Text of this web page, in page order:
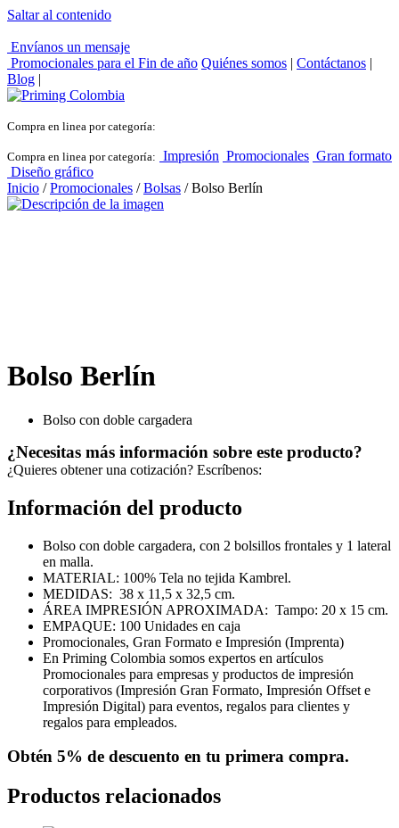
Saltar al contenido
Envíanos un mensaje
Promocionales para el Fin de año Quiénes somos | Contáctanos |
Blog |
Compra en linea por categoría:
Compra en linea por categoría: Impresión Promocionales Gran formato
Diseño gráfico
Inicio /Promocionales /Bolsas / Bolso Berlín
Bolso Berlín
Bolso con doble cargadera
¿Necesitas más información sobre este producto?
¿Quieres obtener una cotización? Escríbenos:
Información del producto
Bolso con doble cargadera, con 2 bolsillos frontales y 1 lateral
en malla.
MATERIAL: 100% Tela no tejida Kambrel.
MEDIDAS: 38 x 11,5 x 32,5 cm.
ÁREA IMPRESIÓN APROXIMADA: Tampo: 20 x 15 cm.
EMPAQUE: 100 Unidades en caja
Promocionales, Gran Formato e Impresión (Imprenta)
En Priming Colombia somos expertos en artículos
Promocionales para empresas y productos de impresión
corporativos (Impresión Gran Formato, Impresión Offset e
Impresión Digital) para eventos, regalos para clientes y
regalos para empleados.
Obtén 5% de descuento en tu primera compra.
Productos relacionados